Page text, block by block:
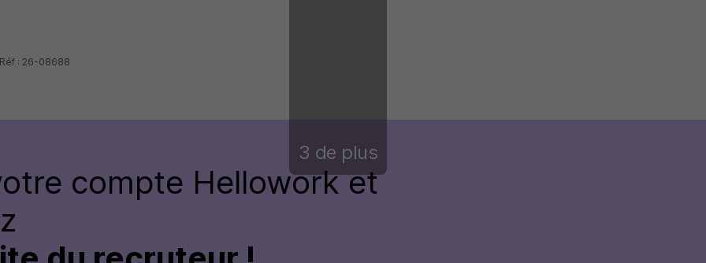
3 de plus
: 26-08688
compte Hellowork et